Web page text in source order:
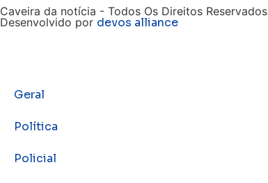
Caveira da notícia - Todos Os Direitos Reservados
Desenvolvido por devos alliance
Geral
Política
Policial